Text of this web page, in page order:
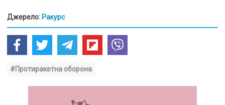
Джерело: Ракурс
#Протиракетна оборона